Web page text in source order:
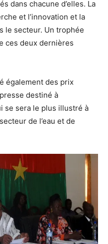
dans chacune d’elles. La
et l’innovation et la
le secteur. Un trophée
ces deux dernières
également des prix
destiné à
se sera le plus illustré à
de l’eau et de